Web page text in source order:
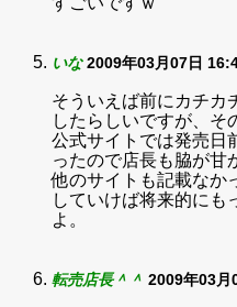
いな 2009年03月07日
そういえば前にカチカ
したらしいですが、そ
公式サイトでは発売日
ったので店長も脇が甘
他のサイトも記載なか
していけば将来的にも
よ。
転売店長＾＾ 2009年03月